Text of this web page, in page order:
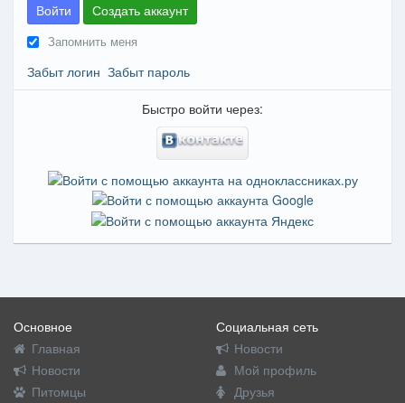
Войти Создать аккаунт
Запомнить меня
Забыт логин Забыт пароль
Быстро войти через:
Основное
Главная
Новости
Питомцы
Социальная сеть
Новости
Мой профиль
Друзья